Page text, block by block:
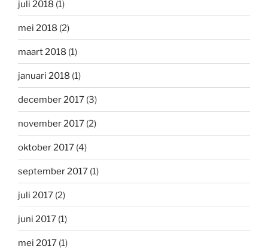
juli 2018 (1)
mei 2018 (2)
maart 2018 (1)
januari 2018 (1)
december 2017 (3)
november 2017 (2)
oktober 2017 (4)
september 2017 (1)
juli 2017 (2)
juni 2017 (1)
mei 2017 (1)